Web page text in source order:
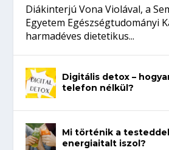
Diákinterjú Vona Violával, a
Egyetem Egészségtudományi
harmadéves dietetikus...
Digitális detox –
telefon nélkül?
Mi történik a
energiaitalt iszol?